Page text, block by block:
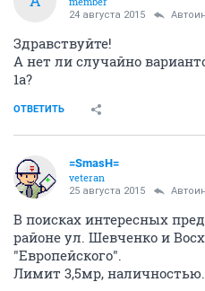
24 августа 2015
Здравствуйте!
А нет ли случайно
1а?
ОТВЕТИТЬ
=SmasH=
veteran
25 августа 2015
В поисках интересных
районе ул. Шевченко и
"Европейского".
Лимит 3,5мр, наличностью.